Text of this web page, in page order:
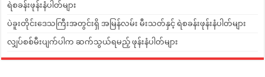
ရဲစခန်းဖုန်းနံပါတ်များ
ပဲခူးတိုင်းဒေသကြီးအတွင်းရှိ အမြန်လမ်း မီးသတ်နှင့် ရဲစခန်းဖုန်းနံပါတ်များ
လျှပ်စစ်မီးပျက်ပါက ဆက်သွယ်ရမည့် ဖုန်းနံပါတ်များ